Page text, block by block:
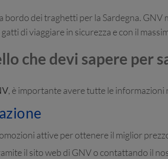
bordo dei traghetti per la Sardegna.
di viaggiare in sicurezza e con il
che devi sapere per
, è importante avere tutte le informazioni
attive per ottenere il miglior
il sito web di GNV o contattando il